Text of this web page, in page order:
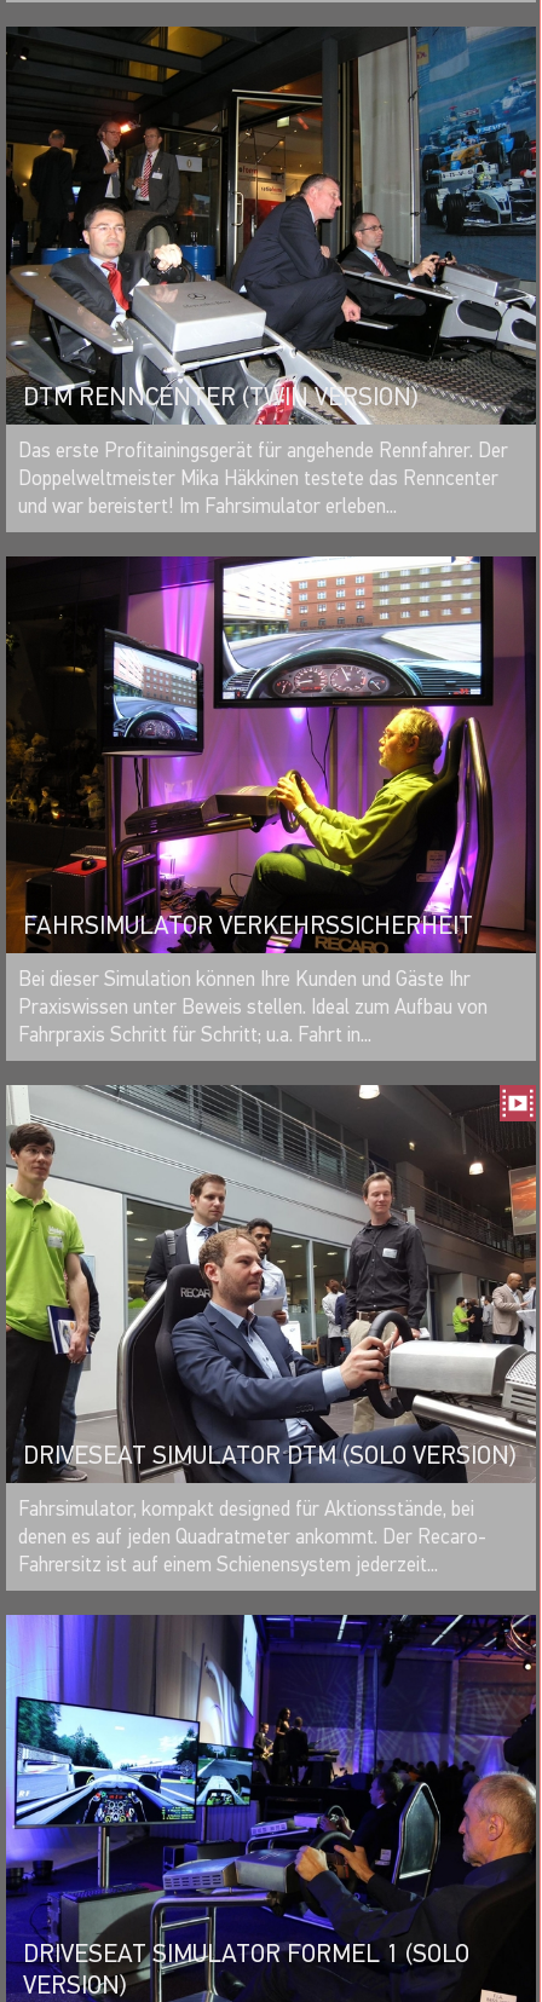
DTM RENNCENTER (TWIN VERSION)
MERKEN
Das erste Profitainingsgerät für angehende Rennfahrer. Der
Doppelweltmeister Mika Häkkinen testete das Renncenter
und war bereistert! Im Fahrsimulator erleben...
FAHRSIMULATOR VERKEHRSSICHERHEIT
MERKEN
Bei dieser Simulation können Ihre Kunden und Gäste Ihr
Praxiswissen unter Beweis stellen. Ideal zum Aufbau von
Fahrpraxis Schritt für Schritt; u.a. Fahrt in...
DRIVESEAT SIMULATOR DTM (SOLO VERSION)
MERKEN
Fahrsimulator, kompakt designed für Aktionsstände, bei
denen es auf jeden Quadratmeter ankommt. Der Recaro-
Fahrersitz ist auf einem Schienensystem jederzeit...
DRIVESEAT SIMULATOR FORMEL 1 (SOLO
VERSION)